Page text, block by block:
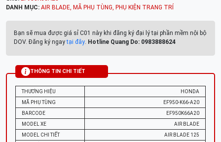
DANH MỤC: AIR BLADE, MÃ PHỤ TÙNG, PHỤ KIỆN TRANG TRÍ
Bạn sẽ mua được giá sỉ C01 này khi đăng ký đại lý tại phần mềm nội bộ
DOV. Đăng ký ngaytại đây. Hotline Quang Do: 0983888624
THÔNG TIN CHI TIẾT
THƯƠNG HIỆU
HONDA
MÃ PHỤ TÙNG
EF950-K66-A20
BARCODE
EF950K66A20
MODEL XE
AIR BLADE
MODEL CHI TIẾT
AIR BLADE 125